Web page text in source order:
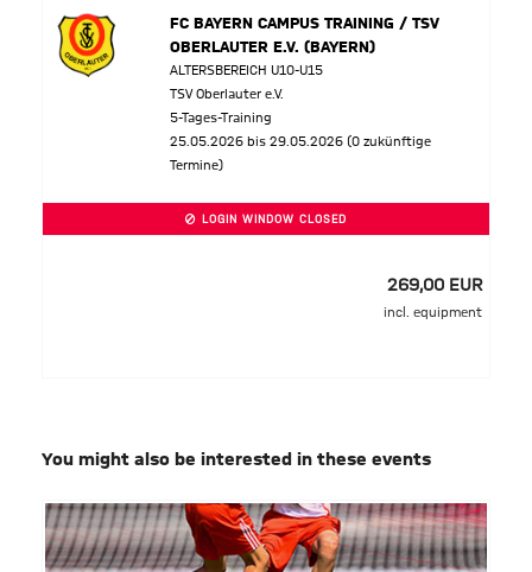
FC BAYERN CAMPUS TRAINING / TSV
OBERLAUTER E.V. (BAYERN)
ALTERSBEREICH U10-U15
TSV Oberlauter e.V.
5-Tages-Training
25.05.2026 bis 29.05.2026 (0 zukünftige
Termine)
LOGIN WINDOW CLOSED
269,00 EUR
incl. equipment
You might also be interested in these events